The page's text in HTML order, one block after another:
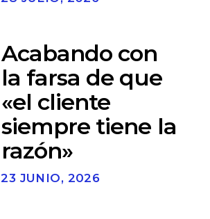
Acabando con
la farsa de que
«el cliente
siempre tiene la
razón»
23 JUNIO, 2026